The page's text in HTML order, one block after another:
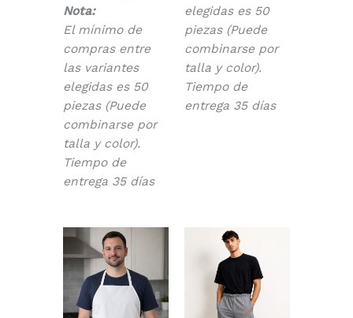
Nota:
El mínimo de
compras entre
las variantes
elegidas es 50
piezas (Puede
combinarse por
talla y color).
Tiempo de
entrega 35 días
elegidas es 50
piezas (Puede
combinarse por
talla y color).
Tiempo de
entrega 35 días